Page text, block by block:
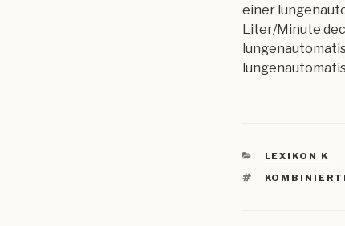
einer
Liter/Minute
KATEGORIEN
LEXIKON K